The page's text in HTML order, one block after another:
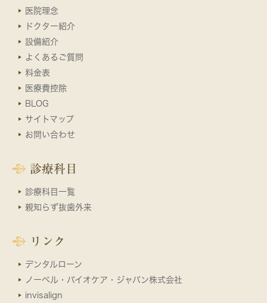
医院理念
ドクター紹介
設備紹介
よくあるご質問
料金表
医療費控除
BLOG
サイトマップ
お問い合わせ
診療科目
診療科目一覧
親知らず抜歯外来
リンク
デンタルローン
ノーベル・バイオケア・ジャパン株式会社
invisalign